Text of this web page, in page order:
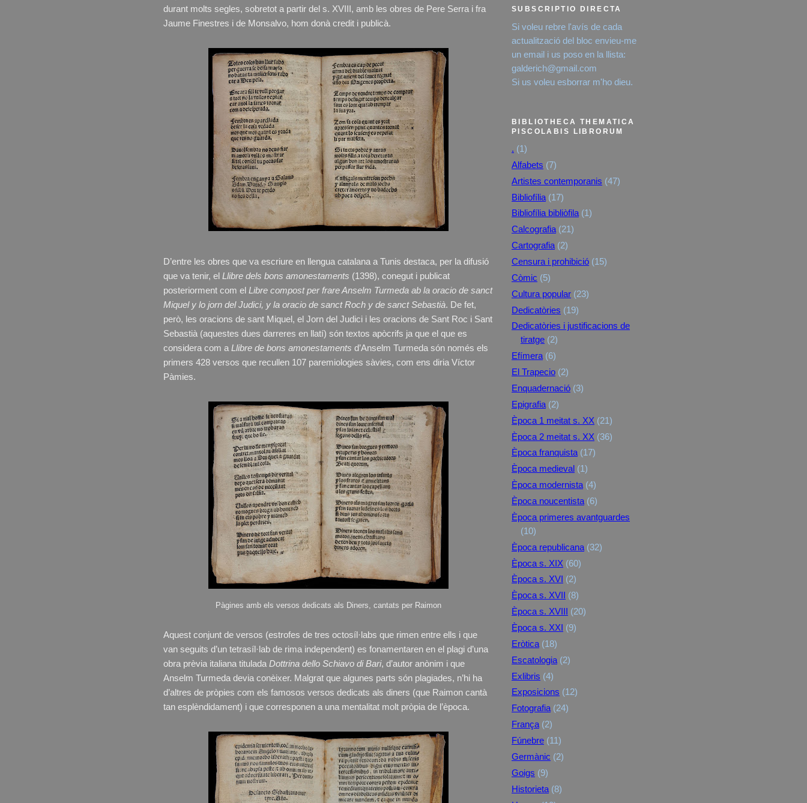
durant molts segles, sobretot a partir del s. XVIII, amb les obres de Pere Serra i fra
Jaume Finestres i de Monsalvo, hom donà credit i publicà.
D’entre les obres que va escriure en llengua catalana a Tunis destaca, per la difusió
que va tenir, el Llibre dels bons amonestaments (1398), conegut i publicat
posteriorment com el Libre compost per frare Anselm Turmeda ab la oracio de sanct
Miquel y lo jorn del Judici, y la oracio de sanct Roch y de sanct Sebastià. De fet,
però, les oracions de sant Miquel, el Jorn del Judici i les oracions de Sant Roc i Sant
Sebastià (aquestes dues darreres en llatí) són textos apòcrifs ja que el que es
considera com a Llibre de bons amonestaments d’Anselm Turmeda són només els
primers 428 versos que recullen 107 paremiologies sàvies, com ens diria Víctor
Pàmies.
Pàgines amb els versos dedicats als Diners, cantats per Raimon
Aquest conjunt de versos (estrofes de tres octosíl·labs que rimen entre ells i que
van seguits d’un tetrasíl·lab de rima independent) es fonamentaren en el plagi d’una
obra prèvia italiana titulada Dottrina dello Schiavo di Bari, d’autor anònim i que
Anselm Turmeda devia conèixer. Malgrat que algunes parts són plagiades, n’hi ha
d’altres de pròpies com els famosos versos dedicats als diners (que Raimon cantà
tan esplèndidament) i que corresponen a una mentalitat molt pròpia de l’època.
SUBSCRIPTIO DIRECTA
Si voleu rebre l'avís de cada
actualització del bloc envieu-me
un email i us poso en la llista:
galderich@gmail.com
Si us voleu esborrar m'ho dieu.
BIBLIOTHECA THEMATICA
PISCOLABIS LIBRORUM
. (1)
Alfabets (7)
Artistes contemporanis (47)
Bibliofília (17)
Bibliofília bibliòfila (1)
Calcografia (21)
Cartografia (2)
Censura i prohibició (15)
Còmic (5)
Cultura popular (23)
Dedicatòries (19)
Dedicatòries i justificacions de
tiratge (2)
Efímera (6)
El Trapecio (2)
Enquadernació (3)
Epigrafia (2)
Època 1 meitat s. XX (21)
Època 2 meitat s. XX (36)
Època franquista (17)
Època medieval (1)
Època modernista (4)
Època noucentista (6)
Època primeres avantguardes
(10)
Època republicana (32)
Època s. XIX (60)
Època s. XVI (2)
Època s. XVII (8)
Època s. XVIII (20)
Època s. XXI (9)
Eròtica (18)
Escatologia (2)
Exlibris (4)
Exposicions (12)
Fotografia (24)
França (2)
Fúnebre (11)
Germànic (2)
Goigs (9)
Historieta (8)